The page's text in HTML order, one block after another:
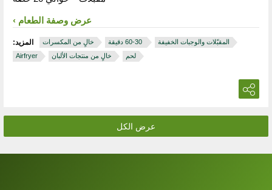
عرض وصفة الطعام
المزيد: خالٍ من المكسرات ‏ 30‏-60 دقيقة
المقبّلات والوجبات الخفيفة
Airfryer
خالٍ من منتجات الألبان لحم
عرض الكل